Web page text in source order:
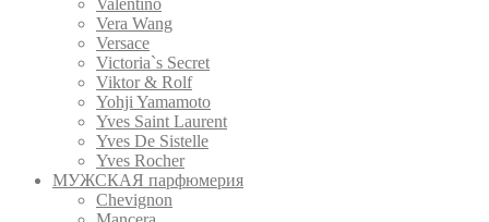
Valentino
Vera Wang
Versace
Victoria`s Secret
Viktor & Rolf
Yohji Yamamoto
Yves Saint Laurent
Yves De Sistelle
Yves Rocher
МУЖСКАЯ парфюмерия
Chevignon